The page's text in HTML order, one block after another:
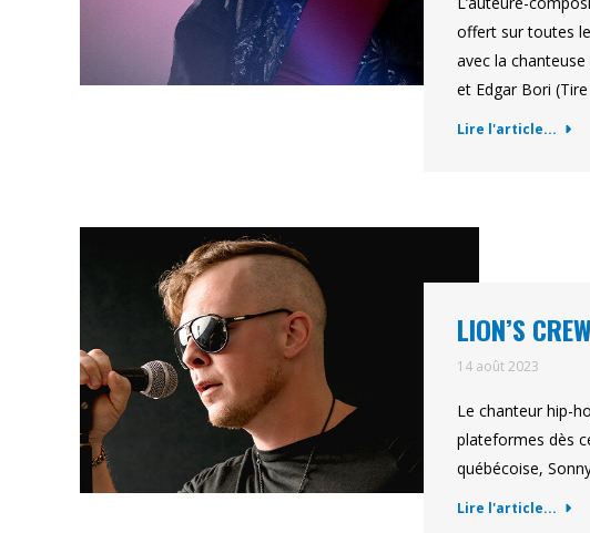
offert sur toutes
avec la
et Edgar Bori
Lire l'article...
LION’S
14 août 2023
Le chanteur hip-
plateformes dès
québécoise,
Lire l'article...